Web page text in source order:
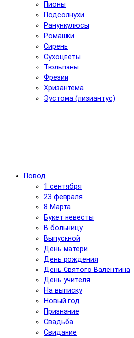
Пионы
Подсолнухи
Ранункулюсы
Ромашки
Сирень
Сухоцветы
Тюльпаны
Фрезии
Хризантема
Эустома (лизиантус)
Повод
1 сентября
23 февраля
8 Марта
Букет невесты
В больницу
Выпускной
День матери
День рождения
День Святого Валентина
День учителя
На выписку
Новый год
Признание
Свадьба
Свидание